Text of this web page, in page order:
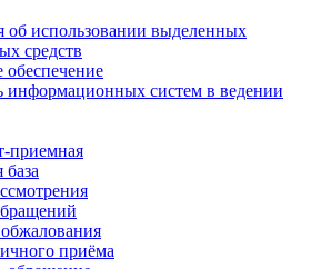
об использовании выделенных
средств
обеспечение
информационных систем в ведении
приемная
база
приёма